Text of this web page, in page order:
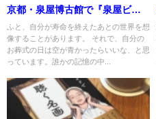
京都・泉屋博古館で『泉屋ビエ
ンナーレ2023 Re-sonation ひ
びきあう聲』開幕
ふと、自分が寿命を終えたあとの世界を想
像することがあります。 それで、自分の
お葬式の日は空が青かったらいいな、と思
っています。誰かの記憶の中...